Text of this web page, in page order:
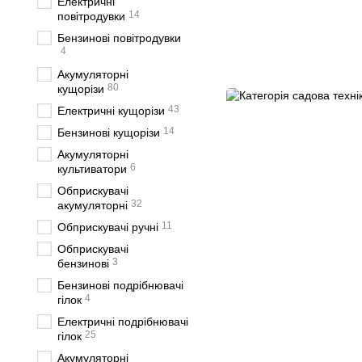
повітродувки 14
Бензинові повітродувки
4
Акумуляторні
кущорізи 80
Електричні кущорізи 43
Бензинові кущорізи 14
Акумуляторні
культиватори 6
Обприскувачі
акумуляторні 32
Обприскувачі ручні 11
Обприскувачі
бензинові 3
Бензинові подрібнювачі
гілок 4
Електричні подрібнювачі
гілок 25
Акумуляторні